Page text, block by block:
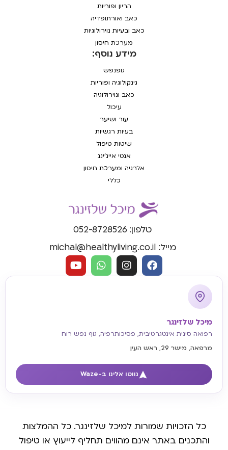
טלפון: 052-8728526
מייל: michal@healthyliving.co.il
מיכל שלזינגר
רפואה סינית אינטגרטיבית, פסיכותרפיה, גוף נפש רוח
מרפאה, מישר 29, ראש העין
נווטו אלינו ב-Waze
הריון ופוריות
כאב ואורתופדיה
כאב ובעיות נוירולוגיות
מערכת חיסון
מידע נוסף:
גופנפש
גינקולוגיה ופוריות
כאב ונוירולוגיה
עיכול
עור ושיער
בעיות רגשיות
שיטות טיפול
אנטי אייג'ינג
אלרגיה ומערכת חיסון
כללי
כל הזכויות שמורות למיכל שלזינגר. כל ההמלצות
והתכנים באתר אינם מהווים תחליף לייעוץ או טיפול